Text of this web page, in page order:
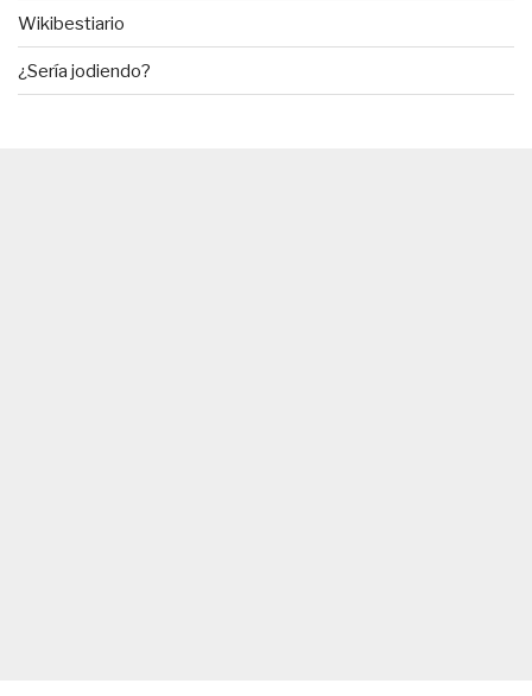
Wikibestiario
¿Sería jodiendo?